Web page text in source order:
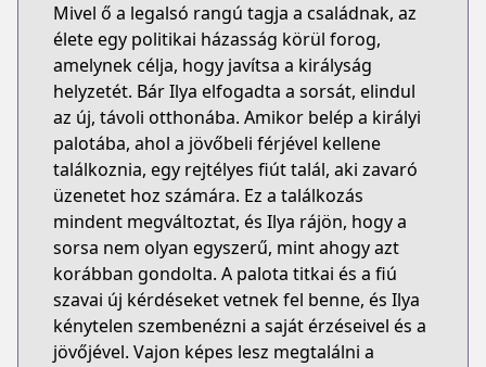
Mivel ő a legalsó rangú tagja a családnak, az
élete egy politikai házasság körül forog,
amelynek célja, hogy javítsa a királyság
helyzetét. Bár Ilya elfogadta a sorsát, elindul
az új, távoli otthonába. Amikor belép a királyi
palotába, ahol a jövőbeli férjével kellene
találkoznia, egy rejtélyes fiút talál, aki zavaró
üzenetet hoz számára. Ez a találkozás
mindent megváltoztat, és Ilya rájön, hogy a
sorsa nem olyan egyszerű, mint ahogy azt
korábban gondolta. A palota titkai és a fiú
szavai új kérdéseket vetnek fel benne, és Ilya
kénytelen szembenézni a saját érzéseivel és a
jövőjével. Vajon képes lesz megtalálni a